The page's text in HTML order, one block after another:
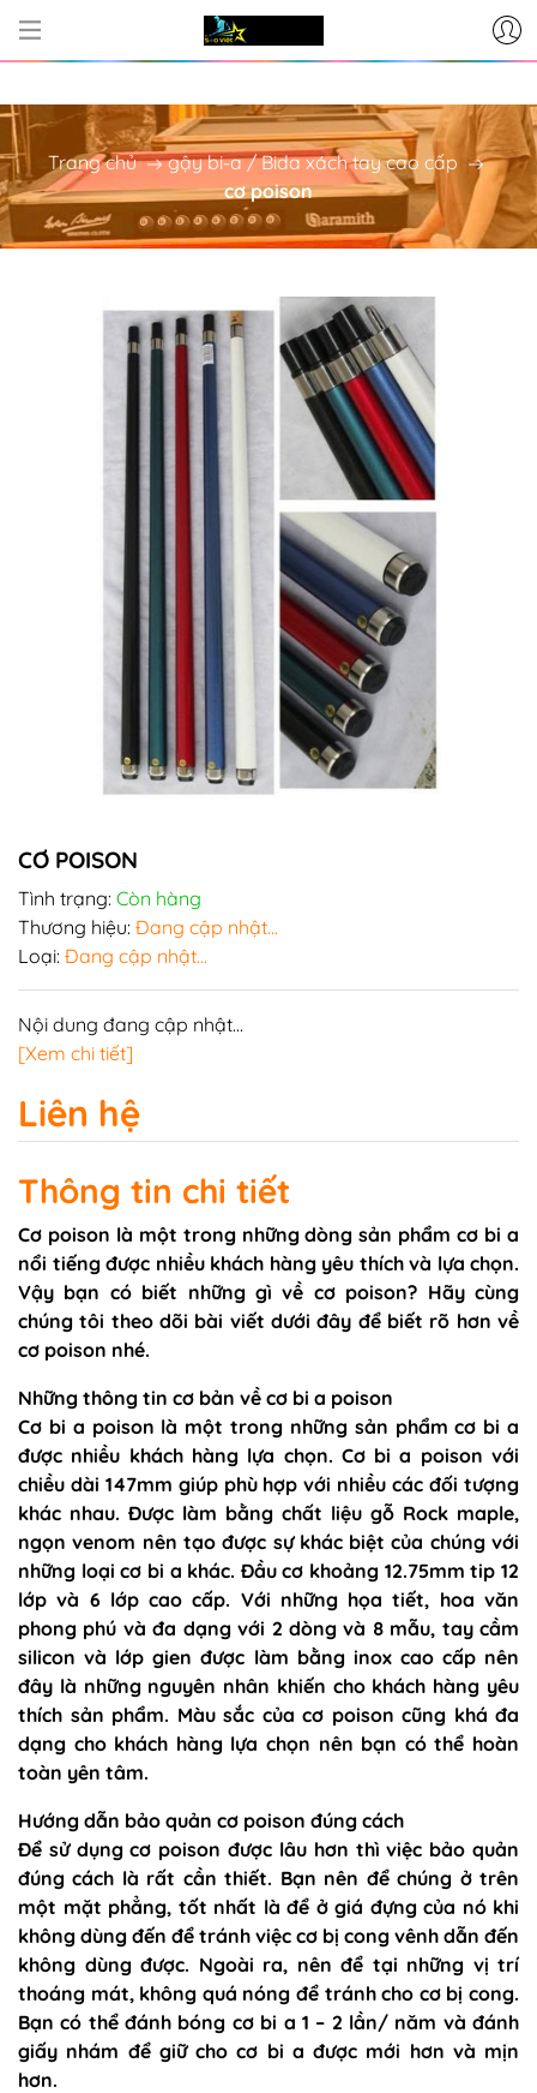
CƠ SỞ CUNG CẤP BÀN BI-A
Trang chủ
gậy bi-a / Bida xách tay cao cấp
cơ poison
CƠ POISON
Tình trạng: Còn hàng
Thương hiệu: Đang cập nhật...
Loại: Đang cập nhật...
Nội dung đang cập nhật...
[Xem chi tiết]
Liên hệ
Thông tin chi tiết
Cơ poison là một trong những dòng sản phẩm cơ bi a
nổi tiếng được nhiều khách hàng yêu thích và lựa chọn.
Vậy bạn có biết những gì về cơ poison? Hãy cùng
chúng tôi theo dõi bài viết dưới đây để biết rõ hơn về
cơ poison nhé.
Những thông tin cơ bản về cơ bi a poison
Cơ bi a poison là một trong những sản phẩm cơ bi a
được nhiều khách hàng lựa chọn. Cơ bi a poison với
chiều dài 147mm giúp phù hợp với nhiều các đối tượng
khác nhau. Được làm bằng chất liệu gỗ Rock maple,
ngọn venom nên tạo được sự khác biệt của chúng với
những loại cơ bi a khác. Đầu cơ khoảng 12.75mm tip 12
lớp và 6 lớp cao cấp. Với những họa tiết, hoa văn
phong phú và đa dạng với 2 dòng và 8 mẫu, tay cầm
silicon và lớp gien được làm bằng inox cao cấp nên
đây là những nguyên nhân khiến cho khách hàng yêu
thích sản phẩm. Màu sắc của cơ poison cũng khá đa
dạng cho khách hàng lựa chọn nên bạn có thể hoàn
toàn yên tâm.
Hướng dẫn bảo quản cơ poison đúng cách
Để sử dụng cơ poison được lâu hơn thì việc bảo quản
đúng cách là rất cần thiết. Bạn nên để chúng ở trên
một mặt phẳng, tốt nhất là để ở giá đựng của nó khi
không dùng đến để tránh việc cơ bị cong vênh dẫn đến
không dùng được. Ngoài ra, nên để tại những vị trí
thoáng mát, không quá nóng để tránh cho cơ bị cong.
Bạn có thể đánh bóng cơ bi a 1 – 2 lần/ năm và đánh
giấy nhám để giữ cho cơ bi a được mới hơn và mịn
hơn.